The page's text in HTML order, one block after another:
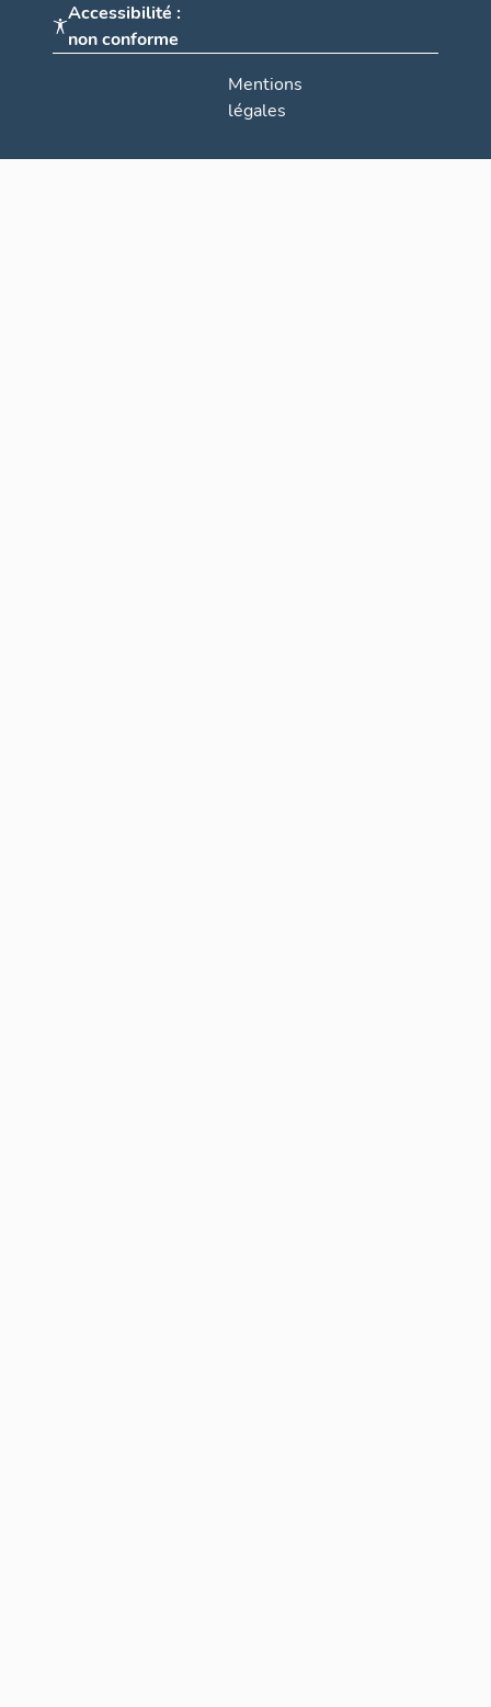
Accessibilité :
non conforme
Mentions
légales